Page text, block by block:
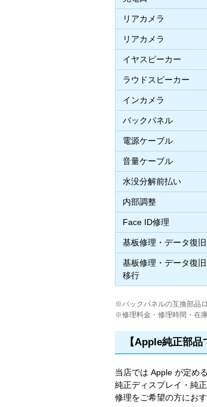
リアカメラ
リアカメラ
イヤスピーカー
ラウドスピーカー
インカメラ
バックパネル
電源ケーブル
音量ケーブル
水没分解前払い
内部調整
Face ID修理
基板修理・データ復旧
基板修理・データ復
移行
※バックパネルの互換部品
※修理料金・修理時間・在
【Apple純正部品
当店では Apple が定め
純正ディスプレイ・純
修理をご希望の方におす